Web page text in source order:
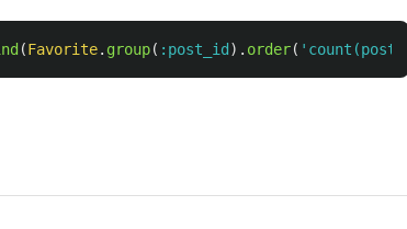
(Favorite. group( :post_id ). order(